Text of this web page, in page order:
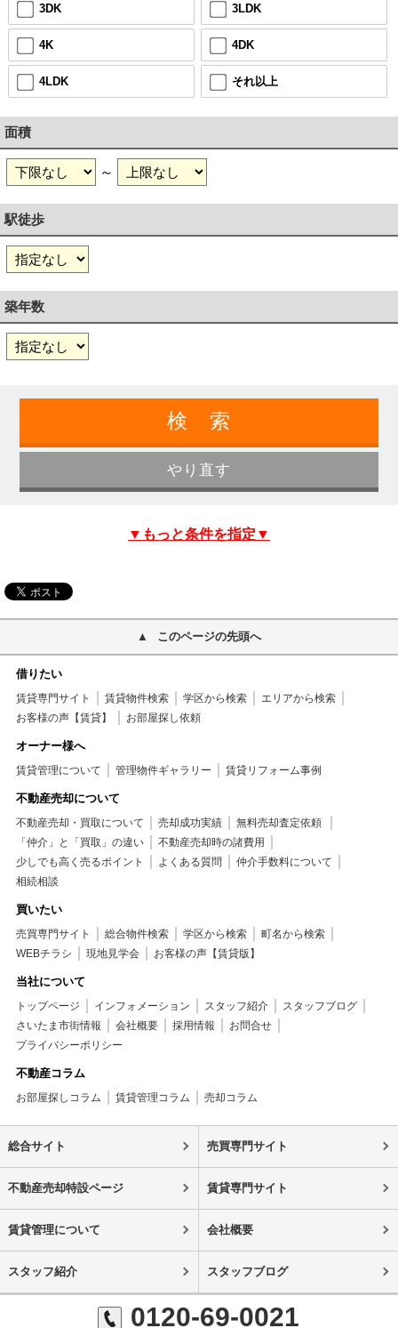
3DK 3LDK
4K 4DK
4LDK それ以上
面積
～
駅徒歩
築年数
▼もっと条件を指定▼
このページの先頭へ
借りたい
賃貸専門サイト 賃貸物件検索 学区から検索
エリアから検索
お客様の声【賃貸】
お部屋探し依頼
オーナー様へ
賃貸管理について 管理物件ギャラリー 賃貸リフォーム事例
不動産売却について
不動産売却・買取について 売却成功実績
無料売却査定依頼
「仲介」と「買取」の違い
不動産売却時の諸費用
少しでも高く売るポイント
よくある質問
仲介手数料について
相続相談
買いたい
売買専門サイト 総合物件検索 学区から検索
町名から検索
WEBチラシ
現地見学会 お客様の声【賃貸版】
当社について
トップページ インフォメーション スタッフ紹介
スタッフブログ
さいたま市街情報
会社概要 採用情報
お問合せ
プライバシーポリシー
不動産コラム
お部屋探しコラム 賃貸管理コラム 売却コラム
総合サイト 売買専門サイト
不動産売却特設ページ 賃貸専門サイト
賃貸管理について 会社概要
スタッフ紹介 スタッフブログ
0120-69-0021